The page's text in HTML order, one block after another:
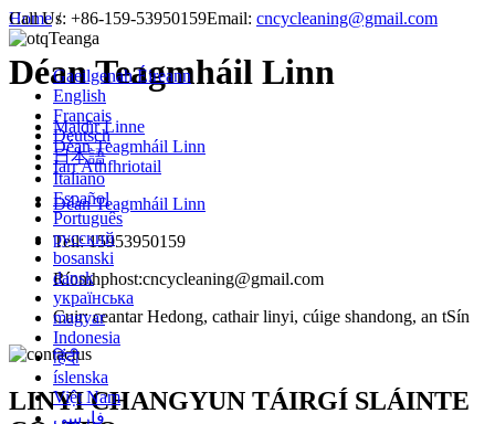
Call Us: +86-159-53950159Email: cncycleaning@gmail.com
Teanga
Gaeilgenah Éireann
English
Français
Deutsch
日本語
Italiano
Español
Português
русский
bosanski
dansk
українська
magyar
Indonesia
हिंदी
íslenska
Việt Nam
فارسی
Home/
Déan Teagmháil Linn
Maidir Linne
Déan Teagmháil Linn
Iarr Athfhriotail
Déan Teagmháil Linn
Teil: 15953950159
Ríomhphost:cncycleaning@gmail.com
Cuir: ceantar Hedong, cathair linyi, cúige shandong, an tSín
LINYI CHANGYUN TÁIRGÍ SLÁINTE